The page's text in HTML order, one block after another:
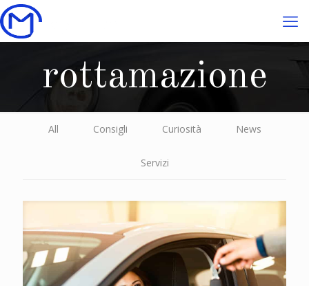
rottamazione
All Consigli Curiosità News
Servizi